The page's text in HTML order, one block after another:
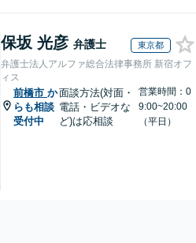
保坂 光彦 弁護士 東京都
弁護士法人アルファ総合法律事務所 新宿オフ
ィス
前橋市 か
らも相談
受付中
面談方法(対面・
電話・ビデオな
ど)は応相談
営業時間：0
9:00~20:00
（平日）